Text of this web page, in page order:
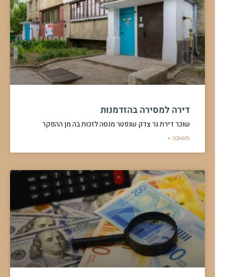
דירה למסירה בהזדמנות
שוכר דירת גר צדק שנפטר מנסה לזכות בה מן ההפקר
תשובה »